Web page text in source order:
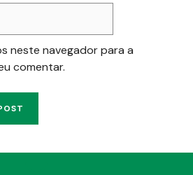
neste navegador para a
comentar.